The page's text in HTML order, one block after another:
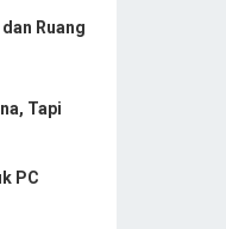
Ruang
Tapi
PC